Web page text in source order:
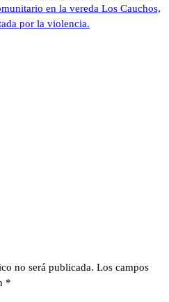
en la vereda Los Cauchos,
por la violencia.
no será publicada. Los campos
*